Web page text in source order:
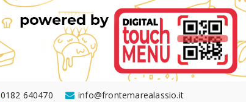
info@frontemarealassio.it
0182 640470